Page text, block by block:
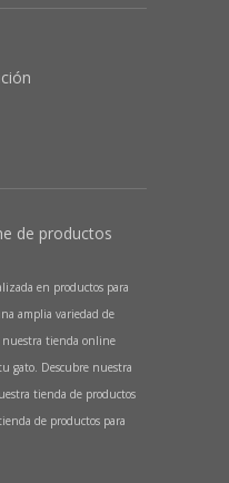
de productos
en productos para
amplia variedad de
nuestra tienda online
gato. Descubre nuestra
tienda de productos
de productos para